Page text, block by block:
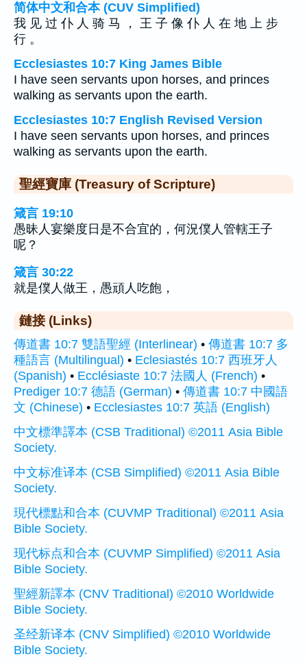
简体中文和合本 (CUV Simplified)
我 见 过 仆 人 骑 马 ， 王 子 像 仆 人 在 地 上 步
行 。
Ecclesiastes 10:7 King James Bible
I have seen servants upon horses, and princes
walking as servants upon the earth.
Ecclesiastes 10:7 English Revised Version
I have seen servants upon horses, and princes
walking as servants upon the earth.
聖經寶庫 (Treasury of Scripture)
箴言 19:10
愚昧人宴樂度日是不合宜的，何況僕人管轄王子
呢？
箴言 30:22
就是僕人做王，愚頑人吃飽，
鏈接 (Links)
傳道書 10:7 雙語聖經 (Interlinear) • 傳道書 10:7 多
種語言 (Multilingual) • Eclesiastés 10:7 西班牙人
(Spanish) • Ecclésiaste 10:7 法國人 (French) •
Prediger 10:7 德語 (German) • 傳道書 10:7 中國語
文 (Chinese) • Ecclesiastes 10:7 英語 (English)
中文標準譯本 (CSB Traditional) ©2011 Asia Bible
Society.
中文标准译本 (CSB Simplified) ©2011 Asia Bible
Society.
現代標點和合本 (CUVMP Traditional) ©2011 Asia
Bible Society.
现代标点和合本 (CUVMP Simplified) ©2011 Asia
Bible Society.
聖經新譯本 (CNV Traditional) ©2010 Worldwide
Bible Society.
圣经新译本 (CNV Simplified) ©2010 Worldwide
Bible Society.